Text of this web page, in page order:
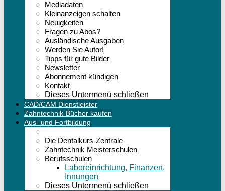
Mediadaten
Kleinanzeigen schalten
Neuigkeiten
Fragen zu Abos?
Ausländische Ausgaben
Werden Sie Autor!
Tipps für gute Bilder
Newsletter
Abonnement kündigen
Kontakt
Dieses Untermenü schließen
CAD/CAM Dienstleister
Zahntechnik-Bücher kaufen
Aus- und Fortbildung
Die Dentalkurs-Zentrale
Zahntechnik Meisterschulen
Berufsschulen
Laboreinrichtung, Finanzen,
Innungen
Dieses Untermenü schließen